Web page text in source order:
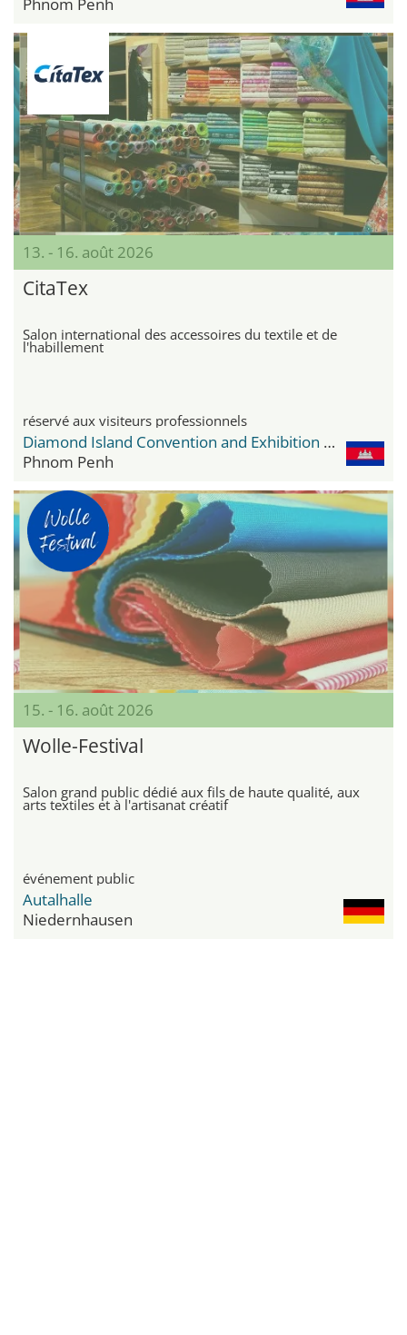
13. - 16. août 2026
CitaTex
Salon international des accessoires du textile et de
l'habillement
réservé aux visiteurs professionnels
Diamond Island Convention and Exhibition Center
Phnom Penh
15. - 16. août 2026
Wolle-Festival
Salon grand public dédié aux fils de haute qualité, aux
arts textiles et à l'artisanat créatif
événement public
Autalhalle
Niedernhausen